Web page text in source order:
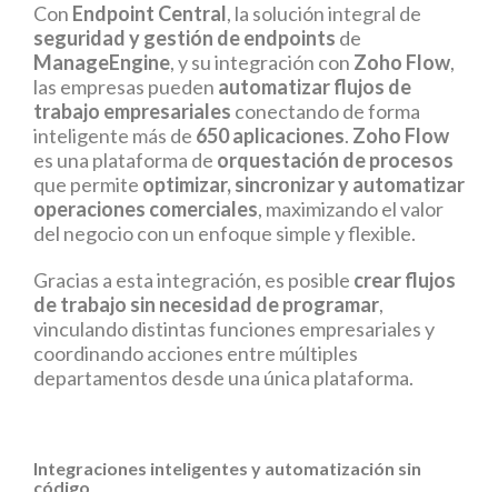
Con Endpoint Central, la solución integral de
seguridad y gestión de endpoints de
ManageEngine, y su integración con Zoho Flow,
las empresas pueden automatizar flujos de
trabajo empresariales conectando de forma
inteligente más de 650 aplicaciones. Zoho Flow
es una plataforma de orquestación de procesos
que permite optimizar, sincronizar y automatizar
operaciones comerciales, maximizando el valor
del negocio con un enfoque simple y flexible.
Gracias a esta integración, es posible crear flujos
de trabajo sin necesidad de programar,
vinculando distintas funciones empresariales y
coordinando acciones entre múltiples
departamentos desde una única plataforma.
Integraciones inteligentes y automatización sin
código